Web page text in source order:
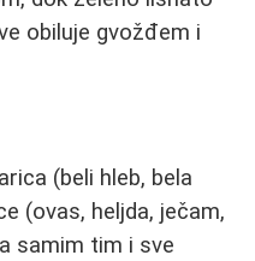
obiluje gvožđem i
(beli hleb, bela
(ovas, heljda, ječam,
samim tim i sve